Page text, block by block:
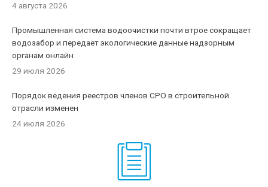
4 августа 2026
Промышленная система водоочистки почти втрое сокращает
водозабор и передает экологические данные надзорным
органам онлайн
29 июля 2026
Порядок ведения реестров членов СРО в строительной
отрасли изменен
24 июля 2026